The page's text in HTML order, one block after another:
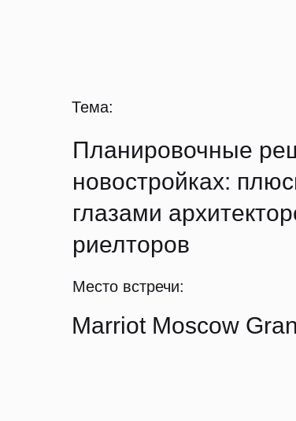
Тема:
Планировочные
новостройках:
глазами
риелторов
Место встречи:
Marriot Moscow